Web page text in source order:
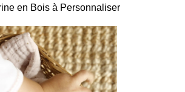
en Bois à Personnaliser